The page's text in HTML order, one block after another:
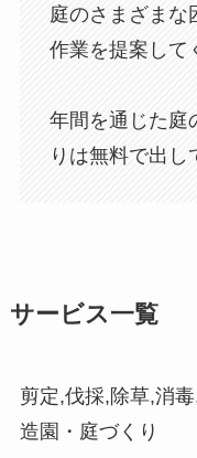
庭のさまざまな
作業を提案して
年間を通じた庭
りは無料で出し
サービス一覧
剪定,伐採,除草,消
造園・庭づくり